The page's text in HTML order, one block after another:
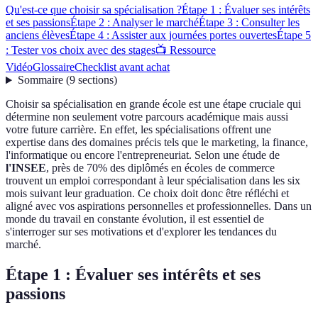
Qu'est-ce que choisir sa spécialisation ?Étape 1 : Évaluer ses intérêts
et ses passionsÉtape 2 : Analyser le marchéÉtape 3 : Consulter les
anciens élèvesÉtape 4 : Assister aux journées portes ouvertesÉtape 5
: Tester vos choix avec des stages📺 Ressource
VidéoGlossaireChecklist avant achat
Sommaire(9 sections)
Choisir sa spécialisation en grande école est une étape cruciale qui
détermine non seulement votre parcours académique mais aussi
votre future carrière. En effet, les spécialisations offrent une
expertise dans des domaines précis tels que le marketing, la finance,
l'informatique ou encore l'entrepreneuriat. Selon une étude de
l'INSEE, près de 70% des diplômés en écoles de commerce
trouvent un emploi correspondant à leur spécialisation dans les six
mois suivant leur graduation. Ce choix doit donc être réfléchi et
aligné avec vos aspirations personnelles et professionnelles. Dans un
monde du travail en constante évolution, il est essentiel de
s'interroger sur ses motivations et d'explorer les tendances du
marché.
Étape 1 : Évaluer ses intérêts et ses
passions